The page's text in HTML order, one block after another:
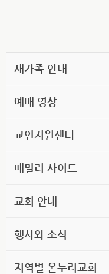
새가족 안내
예배 영상
교인지원센터
패밀리 사이트
교회 안내
행사와 소식
지역별 온누리교회